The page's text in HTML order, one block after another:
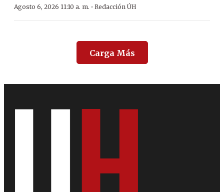
Agosto 6, 2026 11:10 a. m. · Redacción ÚH
Carga Más